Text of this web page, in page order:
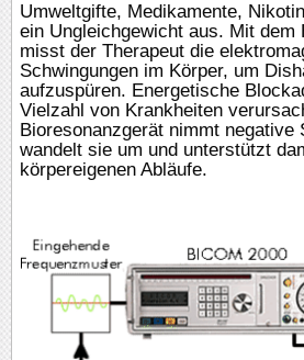
Umweltgifte, Medikamente,
ein Ungleichgewicht aus. Mit dem
misst der Therapeut die
Schwingungen im Körper, um
aufzuspüren. Energetische
Vielzahl von Krankheiten
Bioresonanzgerät nimmt negative
wandelt sie um und unterstützt
körpereigenen Abläufe.